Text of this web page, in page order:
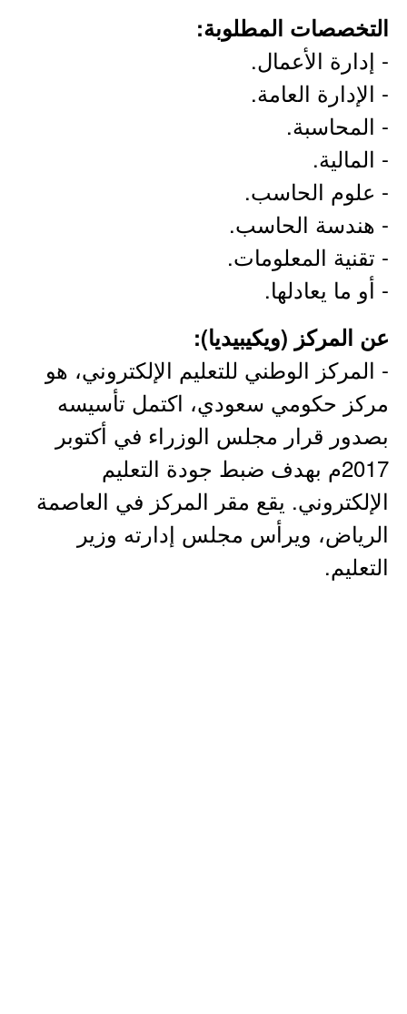
التخصصات المطلوبة:
- إدارة الأعمال.
- الإدارة العامة.
- المحاسبة.
- المالية.
- علوم الحاسب.
- هندسة الحاسب.
- تقنية المعلومات.
- أو ما يعادلها.
عن المركز (ويكيبيديا):
- المركز الوطني للتعليم الإلكتروني، هو
مركز حكومي سعودي، اكتمل تأسيسه
بصدور قرار مجلس الوزراء في أكتوبر
2017م بهدف ضبط جودة التعليم
الإلكتروني. يقع مقر المركز في العاصمة
الرياض، ويرأس مجلس إدارته وزير
التعليم.